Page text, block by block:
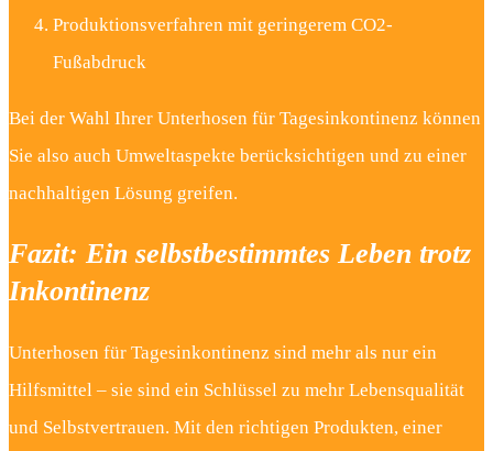
Produktionsverfahren mit geringerem CO2-
Fußabdruck
Bei der Wahl Ihrer Unterhosen für Tagesinkontinenz können
Sie also auch Umweltaspekte berücksichtigen und zu einer
nachhaltigen Lösung greifen.
Fazit: Ein selbstbestimmtes Leben trotz
Inkontinenz
Unterhosen für Tagesinkontinenz sind mehr als nur ein
Hilfsmittel – sie sind ein Schlüssel zu mehr Lebensqualität
und Selbstvertrauen. Mit den richtigen Produkten, einer